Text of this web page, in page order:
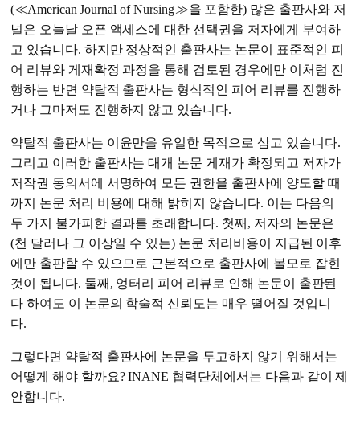
(≪American Journal of Nursing≫을 포함한) 많은 출판사와 저
널은 오늘날 오픈 액세스에 대한 선택권을 저자에게 부여하
고 있습니다. 하지만 정상적인 출판사는 논문이 표준적인 피
어 리뷰와 게재확정 과정을 통해 검토된 경우에만 이처럼 진
행하는 반면 약탈적 출판사는 형식적인 피어 리뷰를 진행하
거나 그마저도 진행하지 않고 있습니다.
약탈적 출판사는 이윤만을 유일한 목적으로 삼고 있습니다.
그리고 이러한 출판사는 대개 논문 게재가 확정되고 저자가
저작권 동의서에 서명하여 모든 권한을 출판사에 양도할 때
까지 논문 처리 비용에 대해 밝히지 않습니다. 이는 다음의
두 가지 불가피한 결과를 초래합니다. 첫째, 저자의 논문은
(천 달러나 그 이상일 수 있는) 논문 처리비용이 지급된 이후
에만 출판할 수 있으므로 근본적으로 출판사에 볼모로 잡힌
것이 됩니다. 둘째, 엉터리 피어 리뷰로 인해 논문이 출판된
다 하여도 이 논문의 학술적 신뢰도는 매우 떨어질 것입니
다.
그렇다면 약탈적 출판사에 논문을 투고하지 않기 위해서는
어떻게 해야 할까요? INANE 협력단체에서는 다음과 같이 제
안합니다.